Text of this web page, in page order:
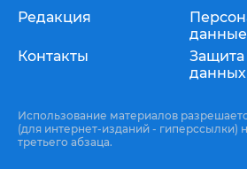
Редакция
Контакты
данные
данных
Использование материалов
(для интернет-изданий - гиперссылки)
третьего абзаца.